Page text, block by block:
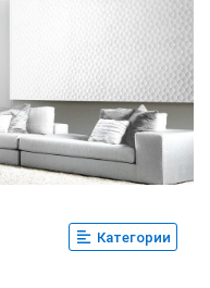
Категории